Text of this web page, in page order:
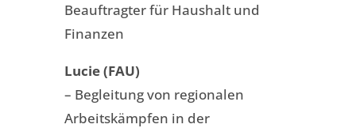
Beauftragter für Haushalt und
Finanzen
Lucie (FAU)
– Begleitung von regionalen
Arbeitskämpfen in der